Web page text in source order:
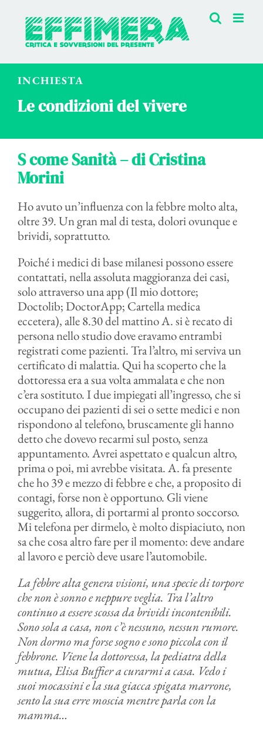
contenuto
INCHIESTA
Le condizioni del vivere
S come Sanità – di Cristina
Morini
Ho avuto un’influenza con la febbre molto alta,
oltre 39. Un gran mal di testa, dolori ovunque e
brividi, soprattutto.
Poiché i medici di base milanesi possono essere
contattati, nella assoluta maggioranza dei casi,
solo attraverso una app (Il mio dottore;
Doctolib; DoctorApp; Cartella medica
eccetera), alle 8.30 del mattino A. si è recato di
persona nello studio dove eravamo entrambi
registrati come pazienti. Tra l’altro, mi serviva un
certificato di malattia. Qui ha scoperto che la
dottoressa era a sua volta ammalata e che non
c’era sostituto. I due impiegati all’ingresso, che si
occupano dei pazienti di sei o sette medici e non
rispondono al telefono, bruscamente gli hanno
detto che dovevo recarmi sul posto, senza
appuntamento. Avrei aspettato e qualcun altro,
prima o poi, mi avrebbe visitata. A. fa presente
che ho 39 e mezzo di febbre e che, a proposito di
contagi, forse non è opportuno. Gli viene
suggerito, allora, di portarmi al pronto soccorso.
Mi telefona per dirmelo, è molto dispiaciuto, non
sa che cosa altro fare per il momento: deve andare
al lavoro e perciò deve usare l’automobile.
La febbre alta genera visioni, una specie di torpore
che non è sonno e neppure veglia. Tra l’altro
continuo a essere scossa da brividi incontenibili.
Sono sola a casa, non c’è nessuno, nessun rumore.
Non dormo ma forse sogno e sono piccola con il
febbrone. Viene la dottoressa, la pediatra della
mutua, Elisa Buffier a curarmi a casa. Vedo i
suoi mocassini e la sua giacca spigata marrone,
sento la sua erre moscia mentre parla con la
mamma…